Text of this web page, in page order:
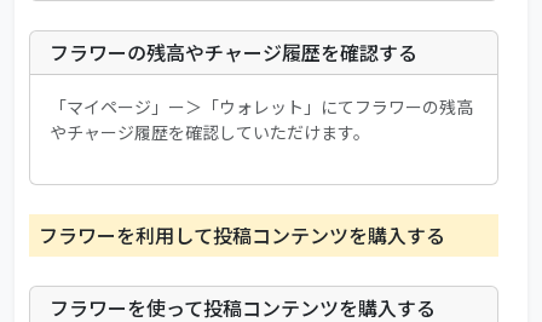
フラワーの残高やチャージ履歴を確認する
「マイページ」ー＞「ウォレット」にてフラワーの残高
やチャージ履歴を確認していただけます。
フラワーを利用して投稿コンテンツを購入する
フラワーを使って投稿コンテンツを購入する